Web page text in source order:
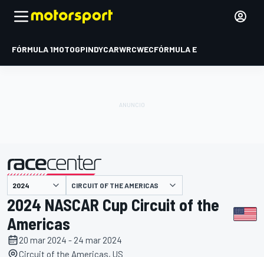
FÓRMULA 1MOTOGPINDYCARWRCWECFÓRMULA E
presentado por CIRCUIT OF THE AMERICAS
2024 NASCAR Cup Circuit of the
Americas
20 mar 2024 - 24 mar 2024
Circuit of the Americas, US